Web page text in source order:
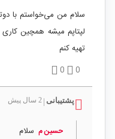
سلام من می‌خواستم با
تهیه کنم
0
0
پشتیبانی 2 سال پیش
حسین م سلام